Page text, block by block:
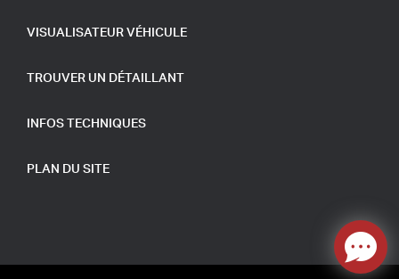
VISUALISATEUR VÉHICULE
TROUVER UN DÉTAILLANT
INFOS TECHNIQUES
PLAN DU SITE